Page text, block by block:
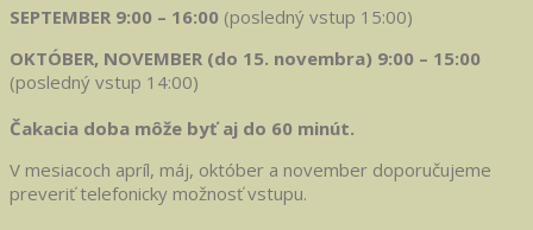
SEPTEMBER 9:00 – 16:00 (posledný vstup 15:00)
OKTÓBER, NOVEMBER (do 15. novembra) 9:00 – 15:00
(posledný vstup 14:00)
Čakacia doba môže byť aj do 60 minút.
V mesiacoch apríl, máj, október a november doporučujeme
preveriť telefonicky možnosť vstupu.